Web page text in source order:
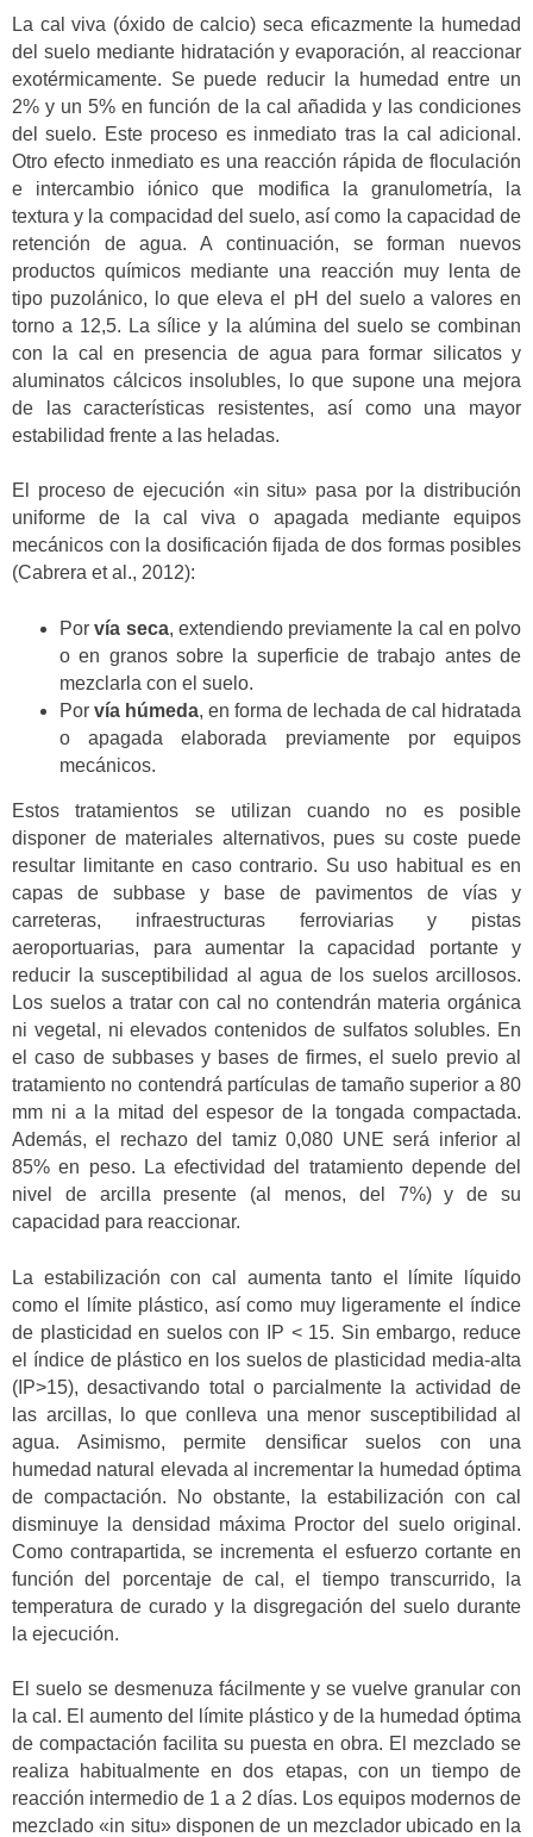
La cal viva (óxido de calcio) seca eficazmente la humedad
del suelo mediante hidratación y evaporación, al reaccionar
exotérmicamente. Se puede reducir la humedad entre un
2% y un 5% en función de la cal añadida y las condiciones
del suelo. Este proceso es inmediato tras la cal adicional.
Otro efecto inmediato es una reacción rápida de floculación
e intercambio iónico que modifica la granulometría, la
textura y la compacidad del suelo, así como la capacidad de
retención de agua. A continuación, se forman nuevos
productos químicos mediante una reacción muy lenta de
tipo puzolánico, lo que eleva el pH del suelo a valores en
torno a 12,5. La sílice y la alúmina del suelo se combinan
con la cal en presencia de agua para formar silicatos y
aluminatos cálcicos insolubles, lo que supone una mejora
de las características resistentes, así como una mayor
estabilidad frente a las heladas.
El proceso de ejecución «in situ» pasa por la distribución
uniforme de la cal viva o apagada mediante equipos
mecánicos con la dosificación fijada de dos formas posibles
(Cabrera et al., 2012):
Porvía seca, extendiendo previamente la cal en polvo
o en granos sobre la superficie de trabajo antes de
mezclarla con el suelo.
Por vía húmeda, en forma de lechada de cal hidratada
o apagada elaborada previamente por equipos
mecánicos.
Estos tratamientos se utilizan cuando no es posible
disponer de materiales alternativos, pues su coste puede
resultar limitante en caso contrario. Su uso habitual es en
capas de subbase y base de pavimentos de vías y
carreteras, infraestructuras ferroviarias y pistas
aeroportuarias, para aumentar la capacidad portante y
reducir la susceptibilidad al agua de los suelos arcillosos.
Los suelos a tratar con cal no contendrán materia orgánica
ni vegetal, ni elevados contenidos de sulfatos solubles. En
el caso de subbases y bases de firmes, el suelo previo al
tratamiento no contendrá partículas de tamaño superior a 80
mm ni a la mitad del espesor de la tongada compactada.
Además, el rechazo del tamiz 0,080 UNE será inferior al
85% en peso. La efectividad del tratamiento depende del
nivel de arcilla presente (al menos, del 7%) y de su
capacidad para reaccionar.
La estabilización con cal aumenta tanto el límite líquido
como el límite plástico, así como muy ligeramente el índice
de plasticidad en suelos con IP < 15. Sin embargo, reduce
el índice de plástico en los suelos de plasticidad media-alta
(IP>15), desactivando total o parcialmente la actividad de
las arcillas, lo que conlleva una menor susceptibilidad al
agua. Asimismo, permite densificar suelos con una
humedad natural elevada al incrementar la humedad óptima
de compactación. No obstante, la estabilización con cal
disminuye la densidad máxima Proctor del suelo original.
Como contrapartida, se incrementa el esfuerzo cortante en
función del porcentaje de cal, el tiempo transcurrido, la
temperatura de curado y la disgregación del suelo durante
la ejecución.
El suelo se desmenuza fácilmente y se vuelve granular con
la cal. El aumento del límite plástico y de la humedad óptima
de compactación facilita su puesta en obra. El mezclado se
realiza habitualmente en dos etapas, con un tiempo de
reacción intermedio de 1 a 2 días. Los equipos modernos de
mezclado «in situ» disponen de un mezclador ubicado en la